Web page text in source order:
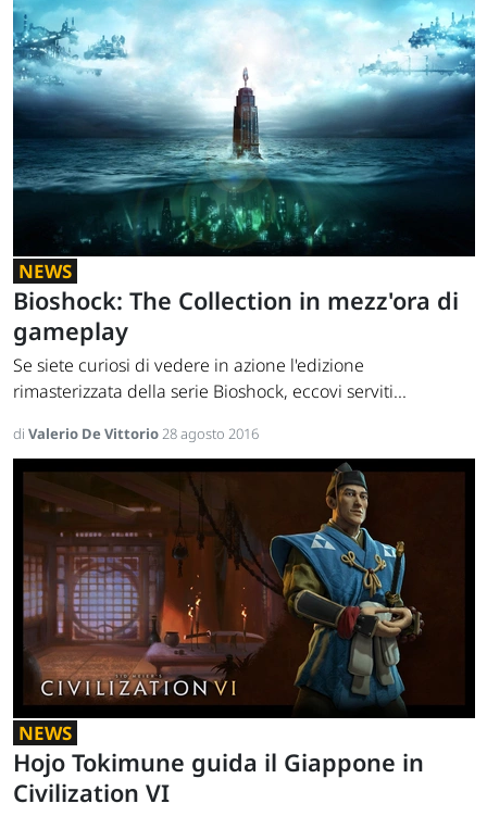
NEWS
Bioshock: The Collection in mezz'ora di
gameplay
Se siete curiosi di vedere in azione l'edizione
rimasterizzata della serie Bioshock, eccovi serviti...
di Valerio De Vittorio28 agosto 2016
NEWS
Hojo Tokimune guida il Giappone in
Civilization VI